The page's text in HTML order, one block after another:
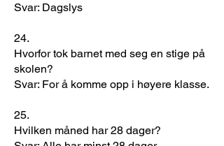
Svar: Dagslys
24.
Hvorfor tok barnet med seg en stige på
skolen?
Svar: For å komme opp i høyere klasse.
25.
Hvilken måned har 28 dager?